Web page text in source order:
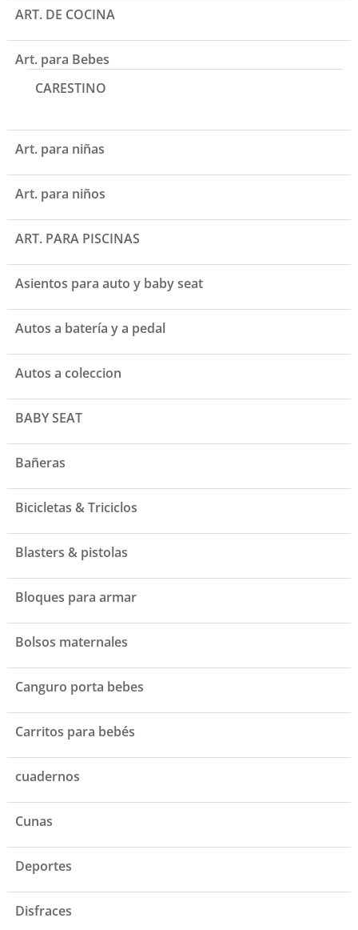
ART. DE COCINA
Art. para Bebes
CARESTINO
Art. para niñas
Art. para niños
ART. PARA PISCINAS
Asientos para auto y baby seat
Autos a batería y a pedal
Autos a coleccion
BABY SEAT
Bañeras
Bicicletas & Triciclos
Blasters & pistolas
Bloques para armar
Bolsos maternales
Canguro porta bebes
Carritos para bebés
cuadernos
Cunas
Deportes
Disfraces